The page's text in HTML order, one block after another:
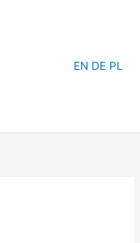
EN DE PL